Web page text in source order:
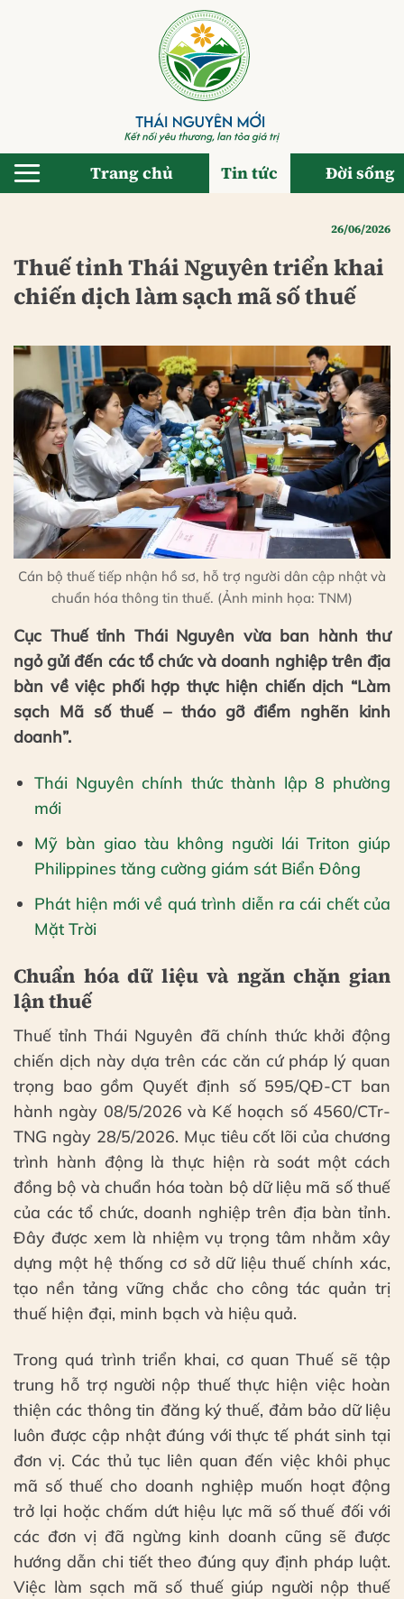
Trang chủ Tin tức Đời sống
26/06/2026
Thuế tỉnh Thái Nguyên triển khai
chiến dịch làm sạch mã số thuế
Cán bộ thuế tiếp nhận hồ sơ, hỗ trợ người dân cập nhật và
chuẩn hóa thông tin thuế. (Ảnh minh họa: TNM)
Cục Thuế tỉnh Thái Nguyên vừa ban hành thư
ngỏ gửi đến các tổ chức và doanh nghiệp trên địa
bàn về việc phối hợp thực hiện chiến dịch “Làm
sạch Mã số thuế – tháo gỡ điểm nghẽn kinh
doanh”.
Thái Nguyên chính thức thành lập 8 phường
mới
Mỹ bàn giao tàu không người lái Triton giúp
Philippines tăng cường giám sát Biển Đông
Phát hiện mới về quá trình diễn ra cái chết của
Mặt Trời
Chuẩn hóa dữ liệu và ngăn chặn gian
lận thuế
Thuế tỉnh Thái Nguyên đã chính thức khởi động
chiến dịch này dựa trên các căn cứ pháp lý quan
trọng bao gồm Quyết định số 595/QĐ-CT ban
hành ngày 08/5/2026 và Kế hoạch số 4560/CTr-
TNG ngày 28/5/2026. Mục tiêu cốt lõi của chương
trình hành động là thực hiện rà soát một cách
đồng bộ và chuẩn hóa toàn bộ dữ liệu mã số thuế
của các tổ chức, doanh nghiệp trên địa bàn tỉnh.
Đây được xem là nhiệm vụ trọng tâm nhằm xây
dựng một hệ thống cơ sở dữ liệu thuế chính xác,
tạo nền tảng vững chắc cho công tác quản trị
thuế hiện đại, minh bạch và hiệu quả.
Trong quá trình triển khai, cơ quan Thuế sẽ tập
trung hỗ trợ người nộp thuế thực hiện việc hoàn
thiện các thông tin đăng ký thuế, đảm bảo dữ liệu
luôn được cập nhật đúng với thực tế phát sinh tại
đơn vị. Các thủ tục liên quan đến việc khôi phục
mã số thuế cho doanh nghiệp muốn hoạt động
trở lại hoặc chấm dứt hiệu lực mã số thuế đối với
các đơn vị đã ngừng kinh doanh cũng sẽ được
hướng dẫn chi tiết theo đúng quy định pháp luật.
Việc làm sạch mã số thuế giúp người nộp thuế